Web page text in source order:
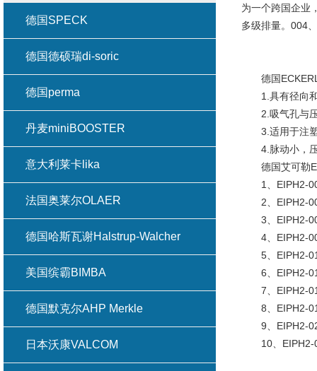
为一个跨国企业
多级排量。004
德国
1.具有径向和
2.吸气孔与压
3.适用于注塑
4.脉动小，压
德国艾可勒
1、EIPH2-
2、EIPH2-
3、EIPH2-
4、EIPH2-
5、EIPH2-
6、EIPH2-
7、EIPH2-
8、EIPH2-
9、EIPH2-
10、EIPH2-
德国SPECK
德国德硕瑞di-soric
德国perma
丹麦miniBOOSTER
意大利莱卡lika
法国奥莱尔OLAER
德国哈斯瓦谢Halstrup-Walcher
美国缤霸BIMBA
德国默克尔AHP Merkle
日本沃康VALCOM